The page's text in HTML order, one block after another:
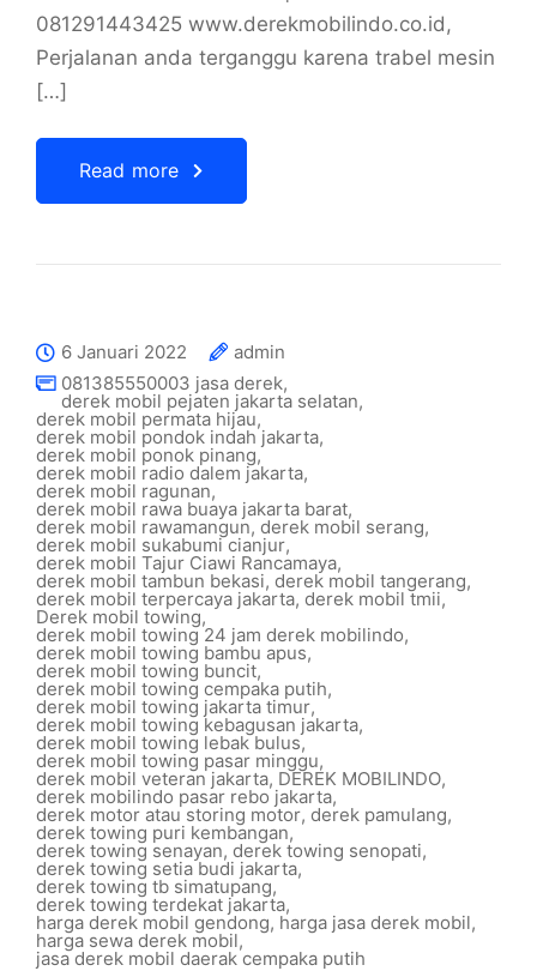
081291443425 www.derekmobilindo.co.id,
Perjalanan anda terganggu karena trabel mesin
[…]
Read more
6 Januari 2022
admin
081385550003 jasa derek,
derek mobil pejaten jakarta selatan,
derek mobil permata hijau,
derek mobil pondok indah jakarta,
derek mobil ponok pinang,
derek mobil radio dalem jakarta,
derek mobil ragunan,
derek mobil rawa buaya jakarta barat,
derek mobil rawamangun, derek mobil serang,
derek mobil sukabumi cianjur,
derek mobil Tajur Ciawi Rancamaya,
derek mobil tambun bekasi, derek mobil tangerang,
derek mobil terpercaya jakarta, derek mobil tmii,
Derek mobil towing,
derek mobil towing 24 jam derek mobilindo,
derek mobil towing bambu apus,
derek mobil towing buncit,
derek mobil towing cempaka putih,
derek mobil towing jakarta timur,
derek mobil towing kebagusan jakarta,
derek mobil towing lebak bulus,
derek mobil towing pasar minggu,
derek mobil veteran jakarta, DEREK MOBILINDO,
derek mobilindo pasar rebo jakarta,
derek motor atau storing motor, derek pamulang,
derek towing puri kembangan,
derek towing senayan, derek towing senopati,
derek towing setia budi jakarta,
derek towing tb simatupang,
derek towing terdekat jakarta,
harga derek mobil gendong, harga jasa derek mobil,
harga sewa derek mobil,
jasa derek mobil daerak cempaka putih